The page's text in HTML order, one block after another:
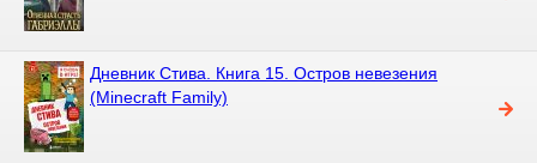
Дневник Стива. Книга 15. Остров невезения
(Minecraft Family)